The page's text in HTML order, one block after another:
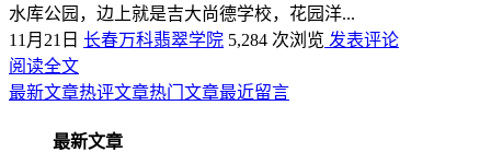
水库公园，边上就是吉大尚德学校，花园洋...
11月21日 长春万科翡翠学院 5,284 次浏览 发表评论
阅读全文
最新文章热评文章热门文章最近留言
最新文章